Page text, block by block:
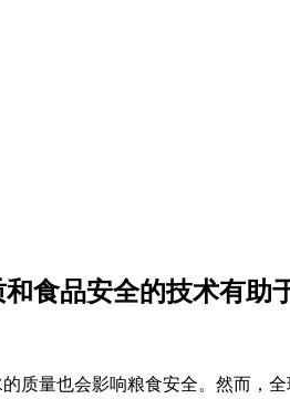
食品安全的技术有助
质量也会影响粮食安全。然而